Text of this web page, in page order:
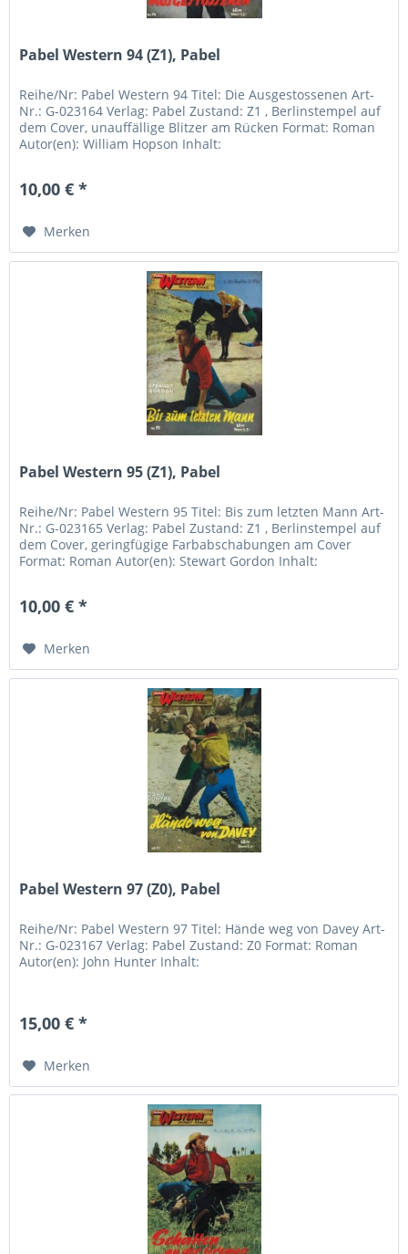
Pabel Western 94 (Z1), Pabel
Reihe/Nr: Pabel Western 94 Titel: Die Ausgestossenen Art-
Nr.: G-023164 Verlag: Pabel Zustand: Z1 , Berlinstempel auf
dem Cover, unauffällige Blitzer am Rücken Format: Roman
Autor(en): William Hopson Inhalt:
10,00 € *
Merken
Pabel Western 95 (Z1), Pabel
Reihe/Nr: Pabel Western 95 Titel: Bis zum letzten Mann Art-
Nr.: G-023165 Verlag: Pabel Zustand: Z1 , Berlinstempel auf
dem Cover, geringfügige Farbabschabungen am Cover
Format: Roman Autor(en): Stewart Gordon Inhalt:
10,00 € *
Merken
Pabel Western 97 (Z0), Pabel
Reihe/Nr: Pabel Western 97 Titel: Hände weg von Davey Art-
Nr.: G-023167 Verlag: Pabel Zustand: Z0 Format: Roman
Autor(en): John Hunter Inhalt:
15,00 € *
Merken